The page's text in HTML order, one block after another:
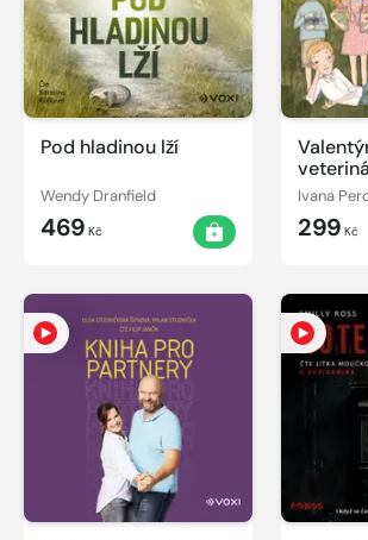
Pod hladinou lží
Wendy Dranfield
469 Kč
Ivana
299 Kč